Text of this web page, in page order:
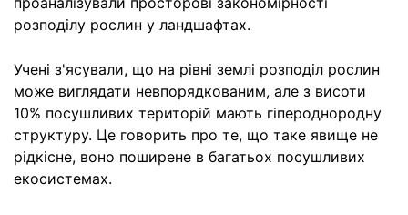
розподілу рослин у ландшафтах.
Учені з'ясували, що на рівні землі розподіл рослин
може виглядати невпорядкованим, але з висоти
10% посушливих територій мають гіпероднородну
структуру. Це говорить про те, що таке явище не
рідкісне, воно поширене в багатьох посушливих
екосистемах.